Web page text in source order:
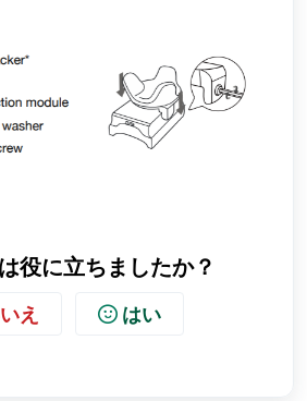
役に立ちましたか？
え はい